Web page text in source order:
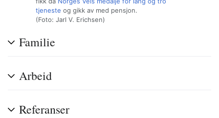
tjeneste og gikk av med pensjon.
(Foto: Jarl V. Erichsen)
Familie
Arbeid
Referanser